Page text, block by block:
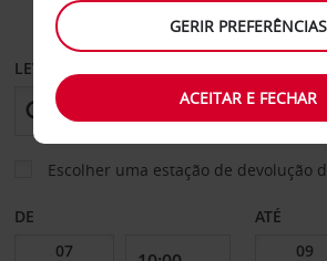
CARRO
LEVANTAR EM
Escolher uma estação de devolução
DE ATÉ
GERIR PREFERÊNCIAS
ACEITAR E FECHAR